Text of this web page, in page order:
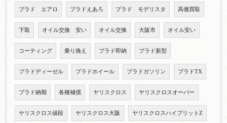
プラド エアロ プラドえあろ プラド モデリスタ 高価買取
下取 オイル交換 安い オイル交換 大阪市 オイル安い
コーティング 乗り換え プラド即納 プラド新型
プラドディーゼル プラドホイール プラドガソリン プラドTX
プラド納期 各種補償 ヤリスクロス ヤリスクロスオーバー
ヤリスクロス値段 ヤリスクロス大阪 ヤリスクロスハイブリットZ